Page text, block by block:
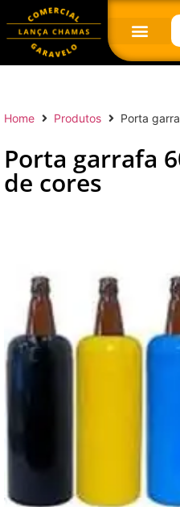
Home Produtos Porta
Porta garrafa
de cores